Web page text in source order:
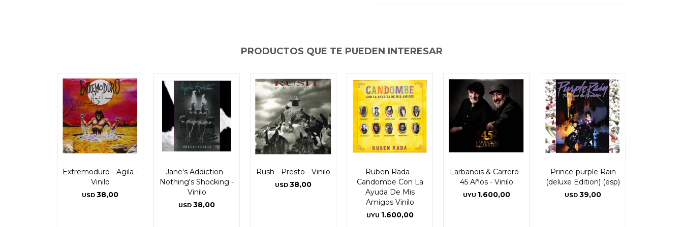
PRODUCTOS QUE TE PUEDEN INTERESAR
Extremoduro - Agila -
Vinilo
USD 38,00
Jane's Addiction -
Nothing's Shocking -
Vinilo
USD 38,00
Rush - Presto - Vinilo
USD 38,00
Ruben Rada -
Candombe Con La
Ayuda De Mis
Amigos Vinilo
UYU 1.600,00
Larbanois & Carrero -
45 Años - Vinilo
UYU 1.600,00
Prince-purple Rain
(deluxe Edition) (esp)
USD 39,00